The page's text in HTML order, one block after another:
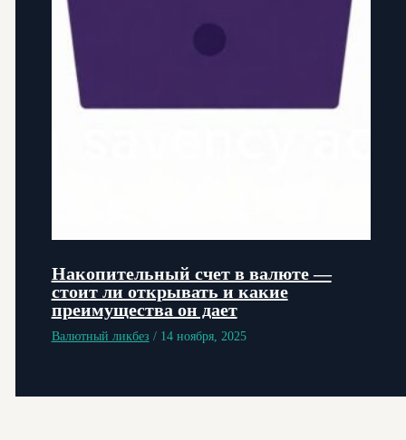
Накопительный счет в валюте —
стоит ли открывать и какие
преимущества он дает
Валютный ликбез / 14 ноября, 2025